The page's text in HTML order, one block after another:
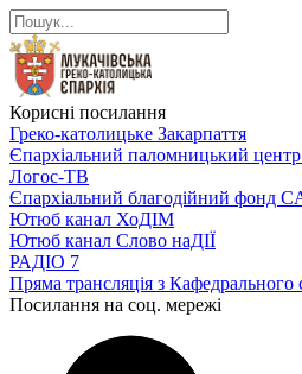
Корисні посилання
Греко-католицьке Закарпаття
Єпархіальний паломницький
Логос-ТВ
Єпархіальний благодійний фонд
Ютюб канал ХоДІМ
Ютюб канал Слово наДІЇ
РАДІО 7
Пряма трансляція з
Посилання на соц. мережі